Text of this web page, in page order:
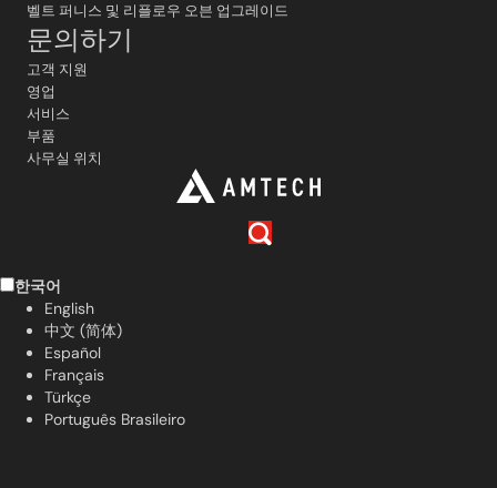
벨트 퍼니스 및 리플로우 오븐 업그레이드
문의하기
고객 지원
영업
서비스
부품
사무실 위치
한국어
English
中文 (简体)
Español
Français
Türkçe
Português Brasileiro